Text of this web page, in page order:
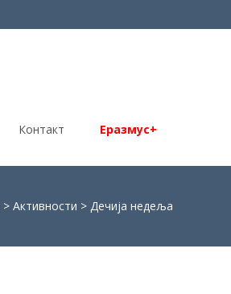
Контакт Еразмус+
> Активности > Дечија недеља